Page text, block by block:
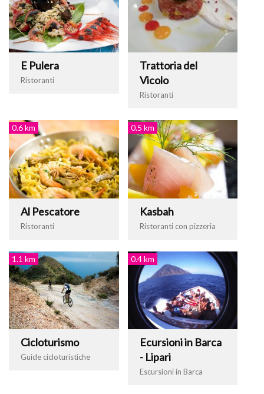
E Pulera
Ristoranti
Trattoria del
Vicolo
Ristoranti
0.6 km
Al Pescatore
Ristoranti
0.5 km
Kasbah
Ristoranti con pizzeria
1.1 km
Cicloturismo
Guide cicloturistiche
0.4 km
Ecursioni in Barca
- Lipari
Escursioni in Barca